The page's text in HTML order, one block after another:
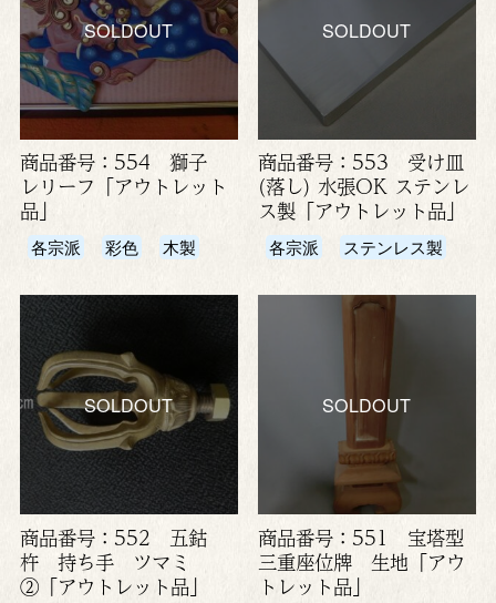
SOLDOUT
商品番号：554 獅子
レリーフ「アウトレット
品」
各宗派 彩色 木製
SOLDOUT
商品番号：553 受け皿
(落し) 水張OK ステンレ
ス製「アウトレット品」
各宗派 ステンレス製
SOLDOUT
商品番号：552 五鈷
杵 持ち手 ツマミ
②「アウトレット品」
SOLDOUT
商品番号：551 宝塔型
三重座位牌 生地「アウ
トレット品」